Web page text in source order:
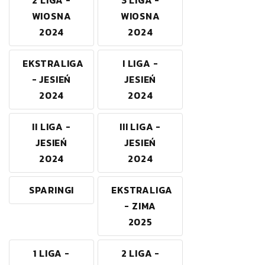
WIOSNA
2024
WIOSNA
2024
EKSTRALIGA
- JESIEŃ
2024
I LIGA -
JESIEŃ
2024
II LIGA -
JESIEŃ
2024
III LIGA -
JESIEŃ
2024
SPARINGI
EKSTRALIGA
- ZIMA
2025
1 LIGA -
2 LIGA -